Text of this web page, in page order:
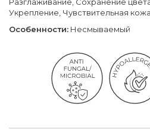
Укрепление, Чувствительная кожа
Особенности: Несмываемый